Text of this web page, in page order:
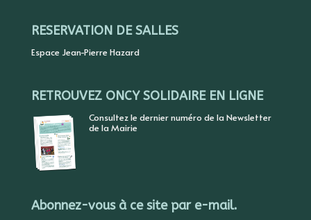
RESERVATION DE SALLES
Espace Jean-Pierre Hazard
RETROUVEZ ONCY SOLIDAIRE EN LIGNE
Consultez le dernier numéro de la Newsletter
de la Mairie
Abonnez-vous à ce site par e-mail.